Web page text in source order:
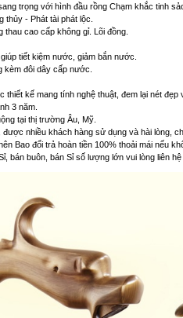
trọng với hình đầu rồng Chạm khắc tinh
thủy - Phát tài phát lộc.
thau cao cấp không gỉ. Lõi đồng.
tiết kiệm nước, giảm bắn nước.
kèm đôi dây cấp nước.
thiết kế mang tính nghệ thuật, đem lại nét đẹp
3 năm.
tại thị trường Âu, Mỹ.
được nhiều khách hàng sử dụng và hài lòng,
Bao đổi trả hoàn tiền 100% thoải mái nếu
bán buôn, bán Sỉ số lượng lớn vui lòng liên